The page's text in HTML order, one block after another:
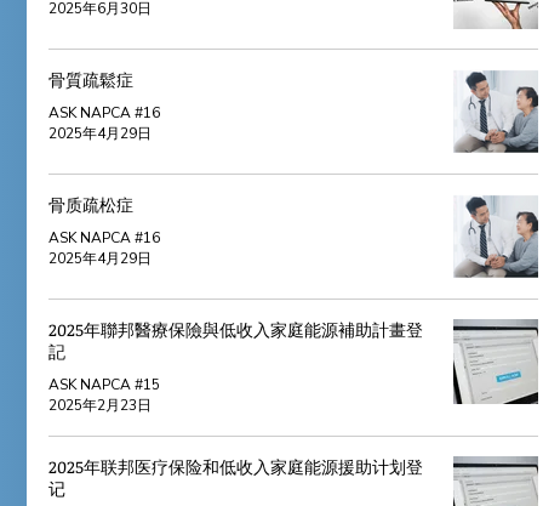
2025年6月30日
骨質疏鬆症
ASK NAPCA #16
2025年4月29日
骨质疏松症
ASK NAPCA #16
2025年4月29日
2025年聯邦醫療保險與低收入家庭能源補助計畫登
記
ASK NAPCA #15
2025年2月23日
2025年联邦医疗保险和低收入家庭能源援助计划登
记